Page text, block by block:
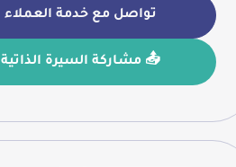
تواصل مع خدمة العملاء
📤 مشاركة السيرة الذاتية